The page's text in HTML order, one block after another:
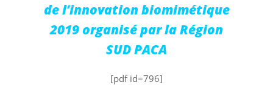
de l’innovation biomimétique
2019 organisé par la Région
SUD PACA
[pdf id=796]